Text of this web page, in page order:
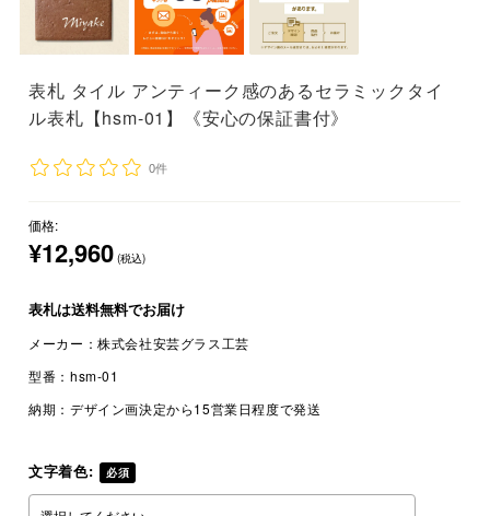
表札 タイル アンティーク感のあるセラミックタイ
ル表札【hsm-01】《安心の保証書付》
0件
価格:
¥12,960 (税込)
表札は送料無料でお届け
メーカー：株式会社安芸グラス工芸
型番： hsm-01
納期： デザイン画決定から15営業日程度で発送
文字着色: 必須